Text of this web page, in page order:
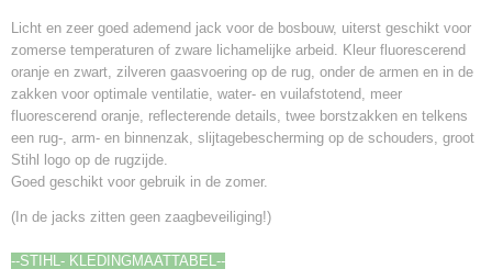
Licht en zeer goed ademend jack voor de bosbouw, uiterst geschikt voor
zomerse temperaturen of zware lichamelijke arbeid. Kleur fluorescerend
oranje en zwart, zilveren gaasvoering op de rug, onder de armen en in de
zakken voor optimale ventilatie, water- en vuilafstotend, meer
fluorescerend oranje, reflecterende details, twee borstzakken en telkens
een rug-, arm- en binnenzak, slijtagebescherming op de schouders, groot
Stihl logo op de rugzijde.
Goed geschikt voor gebruik in de zomer.
(In de jacks zitten geen zaagbeveiliging!)
--STIHL- KLEDINGMAATTABEL--